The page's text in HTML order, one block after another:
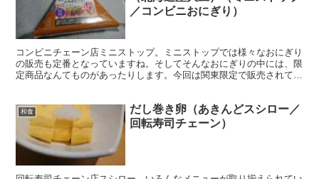
／コンビニおにぎり）
コンビニチェーン店ミニストップ。ミニストップでは様々なおにぎり
の販売も定番となっていますね。そしてそんなおにぎりの中には、限
定商品なんてものがあったりします。今回は関東限定で販売されてい
和食
だし巻き卵（あきんどスシロー／
回転寿司チェーン）